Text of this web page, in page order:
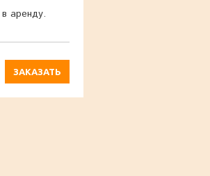
аренду.
ЗАКАЗАТЬ